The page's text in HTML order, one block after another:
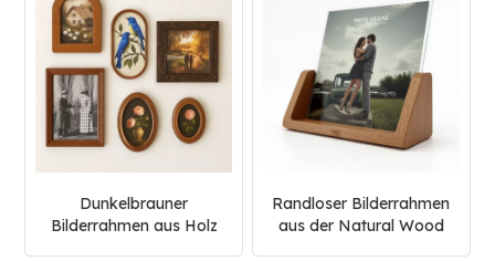
Dunkelbrauner
Bilderrahmen aus Holz
Randloser Bilderrahmen
aus der Natural Wood